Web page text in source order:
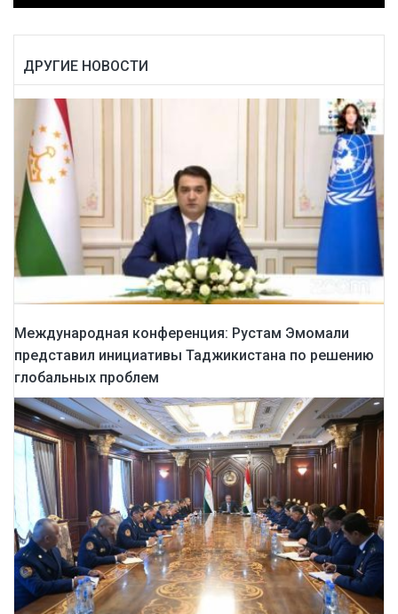
ДРУГИЕ НОВОСТИ
Международная конференция: Рустам Эмомали
представил инициативы Таджикистана по решению
глобальных проблем